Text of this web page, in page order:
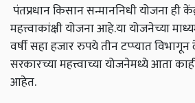
पंतप्रधान किसान सन्माननिधी योजना ही
महत्त्वाकांक्षी योजना आहे.या योजनेच्या
वर्षी सहा हजार रुपये तीन टप्प्यात विभागून
सरकारच्या महत्त्वाच्या योजनेमध्ये आता
आहेत.